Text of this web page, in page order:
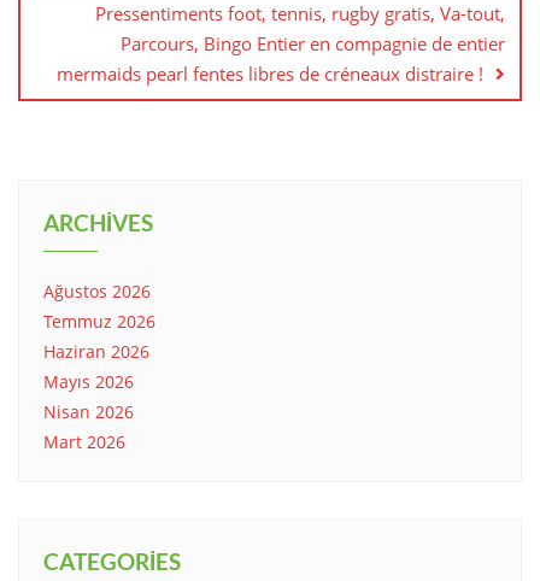
Pressentiments foot, tennis, rugby gratis, Va-tout,
Parcours, Bingo Entier en compagnie de entier
mermaids pearl fentes libres de créneaux distraire !
ARCHIVES
Ağustos 2026
Temmuz 2026
Haziran 2026
Mayıs 2026
Nisan 2026
Mart 2026
CATEGORIES